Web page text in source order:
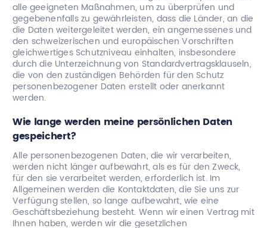
alle geeigneten Maßnahmen, um zu überprüfen und
gegebenenfalls zu gewährleisten, dass die Länder, an die
die Daten weitergeleitet werden, ein angemessenes und
den schweizerischen und europäischen Vorschriften
gleichwertiges Schutzniveau einhalten, insbesondere
durch die Unterzeichnung von Standardvertragsklauseln,
die von den zuständigen Behörden für den Schutz
personenbezogener Daten erstellt oder anerkannt
werden.
Wie lange werden meine persönlichen Daten
gespeichert?
Alle personenbezogenen Daten, die wir verarbeiten,
werden nicht länger aufbewahrt, als es für den Zweck,
für den sie verarbeitet werden, erforderlich ist. Im
Allgemeinen werden die Kontaktdaten, die Sie uns zur
Verfügung stellen, so lange aufbewahrt, wie eine
Geschäftsbeziehung besteht. Wenn wir einen Vertrag mit
Ihnen haben, werden wir die gesetzlichen